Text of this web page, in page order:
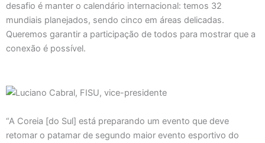
desafio é manter o calendário internacional: temos 32
mundiais planejados, sendo cinco em áreas delicadas.
Queremos garantir a participação de todos para mostrar que a
conexão é possível.
“A Coreia [do Sul] está preparando um evento que deve
retomar o patamar de segundo maior evento esportivo do